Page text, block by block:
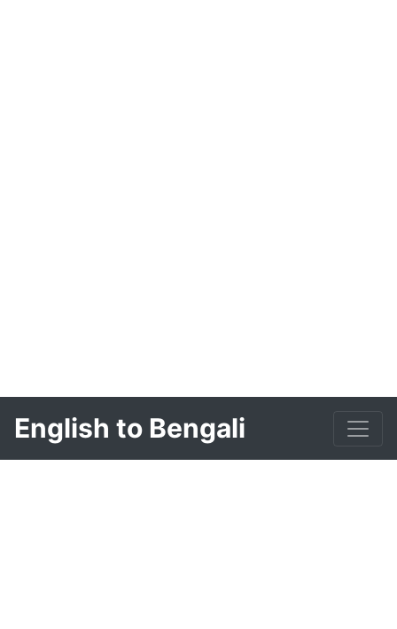
English to Bengali